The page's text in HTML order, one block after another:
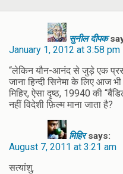
सुनील दीपक
January 1, 2012 at 3:58 pm
“लेकिन यौन-आनंद से जुड़े एक प्रसंग
जाना हिन्दी सिनेमा के लिए आज
मिहिर, ऐसा दृष्ठ, 19940 की
नहीं विदेशी फ़िल्म माना जाता है?
मिहिर says:
August 7, 2011 at 3:21 am
सत्यांशु,